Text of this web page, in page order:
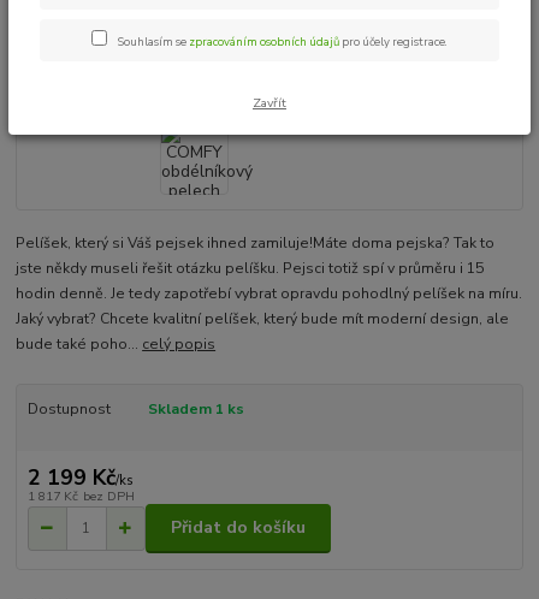
Pelíšek, který si Váš pejsek ihned zamiluje!Máte doma pejska? Tak to
jste někdy museli řešit otázku pelíšku. Pejsci totiž spí v průměru i 15
hodin denně. Je tedy zapotřebí vybrat opravdu pohodlný pelíšek na míru.
Jaký vybrat? Chcete kvalitní pelíšek, který bude mít moderní design, ale
bude také poho... celý popis
Dostupnost Skladem 1 ks
2 199 Kč/ks
1 817 Kč bez DPH
Přidat do košíku
Souhlasím se zpracováním osobních údajů pro účely registrace.
Zavřít